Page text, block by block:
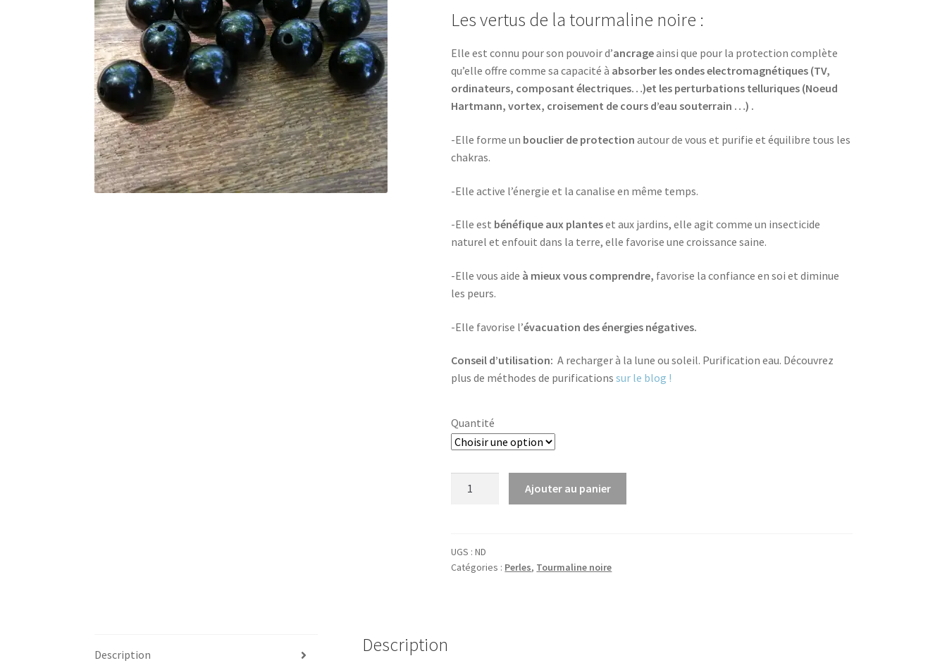
prix :
à
7,00€
Les vertus de la tourmaline noire :
Elle est connu pour son pouvoir d’ancrageainsi que pour la protection complète
qu’elle offre comme sa capacité à absorber les ondes electromagnétiques (TV,
ordinateurs, composant électriques…)et les perturbations telluriques (Noeud
Hartmann, vortex, croisement de cours d’eau souterrain …) .
-Elle forme un bouclier de protection autour de vous et purifie et équilibre tous les
chakras.
-Elle active l’énergie et la canalise en même temps.
-Elle est bénéfique aux planteset aux jardins, elle agit comme un insecticide
naturel et enfouit dans la terre, elle favorise une croissance saine.
-Elle vous aide à mieux vous comprendre, favorise la confiance en soi et diminue
les peurs.
-Elle favorise l’évacuation des énergies négatives.
Conseil d’utilisation: A recharger à la lune ou soleil. Purification eau. Découvrez
plus de méthodes de purificationssur le blog !
Quantité
Ajouter au panier
UGS :ND
Catégories : Perles, Tourmaline noire
Description Description